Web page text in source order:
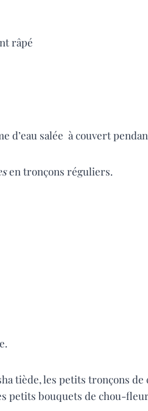
râpé
d’eau salée à couvert
en tronçons réguliers.
tiède, les petits tronçons
petits bouquets de chou-